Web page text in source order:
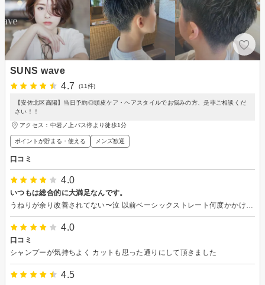
SUNS wave
4.7
(11件)
【安佐北区高陽】当日予約◎頭皮ケア・ヘアスタイルでお悩みの方、是非ご相談くだ
さい！！
アクセス：中岩ノ上バス停より徒歩1分
ポイントが貯まる・使える メンズ歓迎
口コミ
4.0
いつもは総合的に大満足なんです。
4.0
口コミ
シャンプーが気持ちよく カットも思った通りにして頂きました
4.5